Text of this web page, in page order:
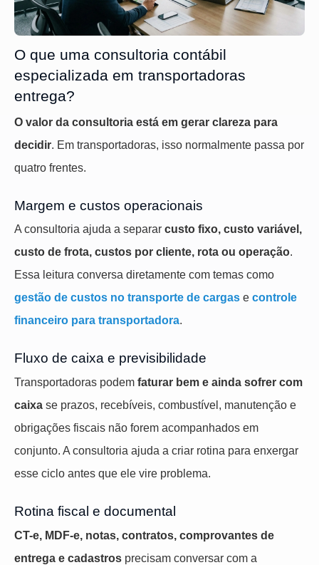
O que uma consultoria contábil
especializada em transportadoras
entrega?
O valor da consultoria está em gerar clareza para
decidir. Em transportadoras, isso normalmente passa por
quatro frentes.
Margem e custos operacionais
A consultoria ajuda a separar custo fixo, custo variável,
custo de frota, custos por cliente, rota ou operação.
Essa leitura conversa diretamente com temas como
gestão de custos no transporte de cargas e controle
financeiro para transportadora.
Fluxo de caixa e previsibilidade
Transportadoras podem faturar bem e ainda sofrer com
caixa se prazos, recebíveis, combustível, manutenção e
obrigações fiscais não forem acompanhados em
conjunto. A consultoria ajuda a criar rotina para enxergar
esse ciclo antes que ele vire problema.
Rotina fiscal e documental
CT-e, MDF-e, notas, contratos, comprovantes de
entrega e cadastros precisam conversar com a